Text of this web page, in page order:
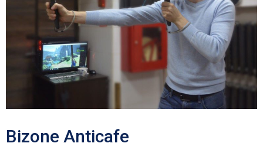
Bizone Anticafe